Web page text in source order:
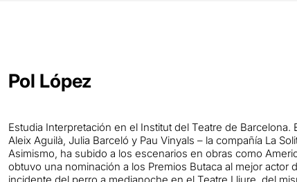
Pol López
Estudia Interpretación en el Institut del Teatre de
Aleix Aguilà, Julia Barceló y Pau Vinyals – la compañía La
Asimismo, ha subido a los escenarios en obras como
obtuvo una nominación a los Premios Butaca al mejor actor